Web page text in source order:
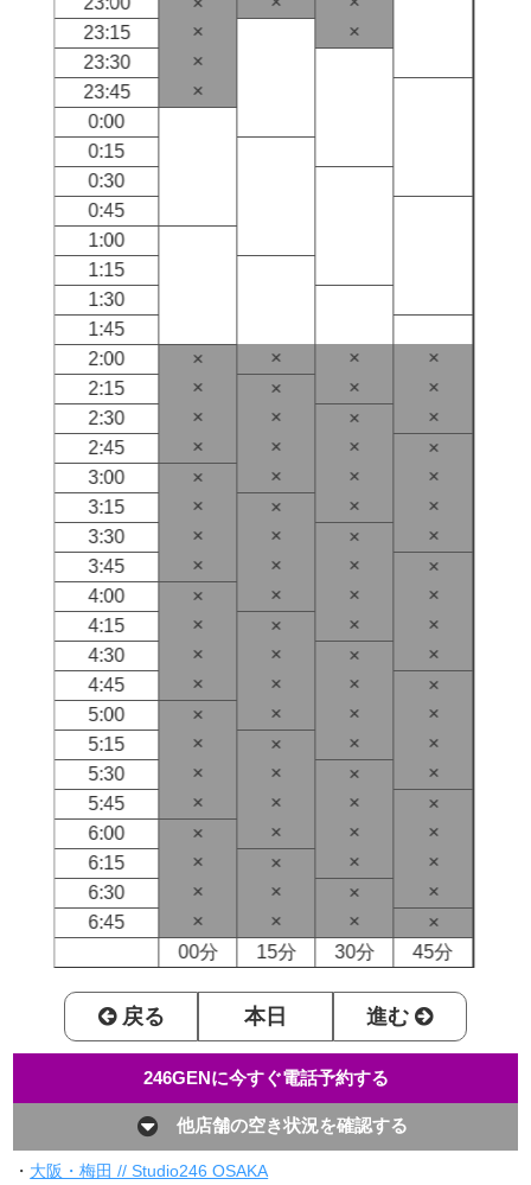
23:15
×
×
23:30
×
23:45
×
0:00
0:15
0:30
0:45
1:00
1:15
1:30
1:45
2:00
× × ×
×
2:15
× × ×
×
2:30
× × ×
×
2:45
× × ×
×
3:00
× × ×
×
3:15
× × ×
×
3:30
× × ×
×
3:45
× × ×
×
4:00
× × ×
×
4:15
× × ×
×
4:30
× × ×
×
4:45
× × ×
×
5:00
× × ×
×
5:15
× × ×
×
5:30
× × ×
×
5:45
× × ×
×
6:00
× × ×
×
6:15
× × ×
×
6:30
× × ×
×
6:45
× × ×
×
00分
15分 30分 45分
戻る 本日 進む
246GENに今すぐ電話予約する
他店舗の空き状況を確認する
・ 大阪・梅田 // Studio246 OSAKA